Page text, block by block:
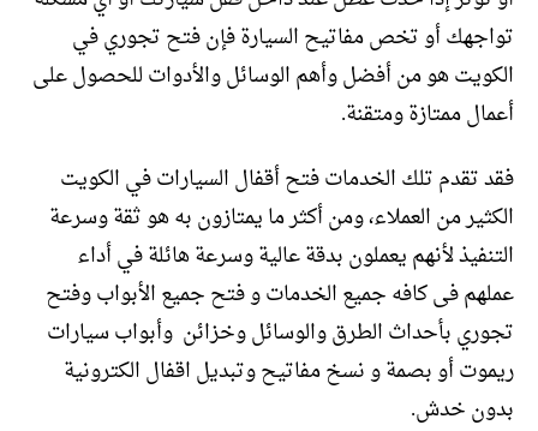
تواجهك أو تخص مفاتيح السيارة فإن فتح تجوري في
الكويت هو من أفضل وأهم الوسائل والأدوات للحصول على
أعمال ممتازة ومتقنة.
فقد تقدم تلك الخدمات فتح أقفال السيارات في الكويت
الكثير من العملاء، ومن أكثر ما يمتازون به هو ثقة وسرعة
التنفيذ لأنهم يعملون بدقة عالية وسرعة هائلة في أداء
عملهم فى كافه جميع الخدمات و فتح جميع الأبواب وفتح
تجوري بأحداث الطرق والوسائل وخزائن وأبواب سيارات
ريموت أو بصمة و نسخ مفاتيح وتبديل اقفال الكترونية
بدون خدش.